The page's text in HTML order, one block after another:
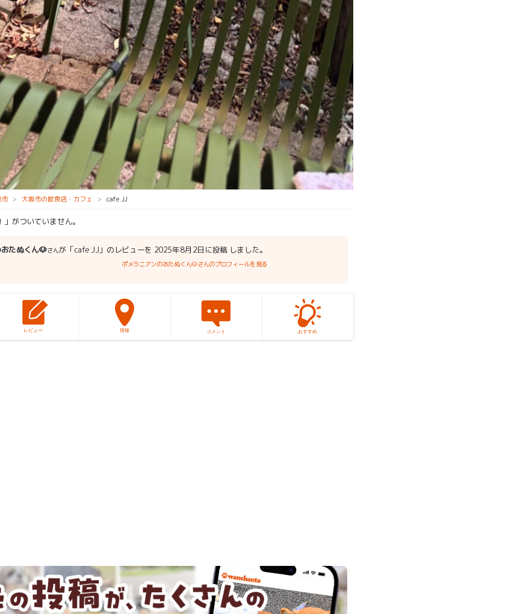
市 大阪市の飲食店・カフェ cafe JJ
がついていません。
たぬくん🐶さんが「cafe JJ」のレビューを 2025年8月2日に投稿 しました。
ポメラニアンのおたぬくん🐶さんのプロフィールを見る
レビュー 情報 コメント おすすめ